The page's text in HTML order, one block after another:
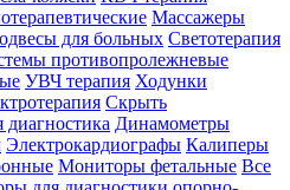
Массажеры
для больных Светотерапия
противопролежневые
УВЧ терапия Ходунки
Скрыть
Динамометры
Электрокардиографы Калиперы
Мониторы фетальные Все